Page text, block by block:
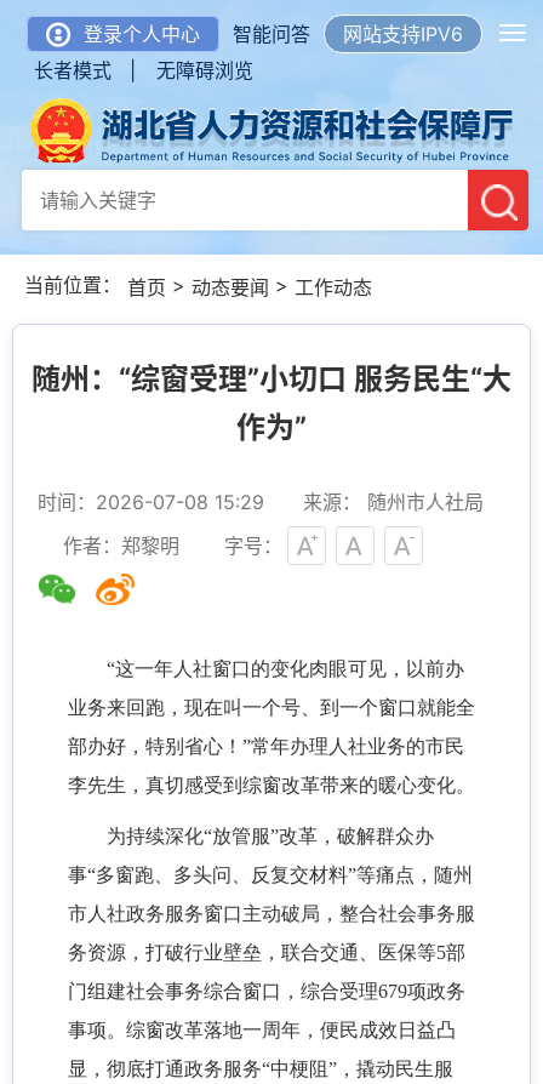
登录个人中心 智能问答
网站支持IPV6
长者模式 |
无障碍浏览
当前位置： 首页 > 动态要闻 > 工作动态
随州：“综窗受理”小切口 服务民生“大
作为”
时间：2026-07-08 15:29
来源： 随州市人社局
作者：郑黎明
字号：
“这一年人社窗口的变化肉眼可见，以前办
业务来回跑，现在叫一个号、到一个窗口就能全
部办好，特别省心！”常年办理人社业务的市民
李先生，真切感受到综窗改革带来的暖心变化。
为持续深化“放管服”改革，破解群众办
事“多窗跑、多头问、反复交材料”等痛点， 随州
市 人社政务服务窗口主动破局，整合社会事务服
务资源，打破行业壁垒，联合交通、医保等5部
门组建社会事务综合窗口，综合受理679项政务
事项。综窗改革落地一周年，便民成效日益凸
显，彻底打通政务服务“中梗阻”，撬动民生服